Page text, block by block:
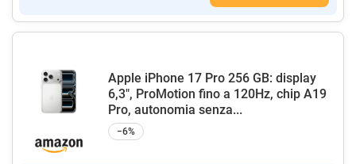
Apple iPhone 17 Pro 256 GB: display
6,3", ProMotion fino a 120Hz, chip A19
Pro, autonomia senza...
−6%